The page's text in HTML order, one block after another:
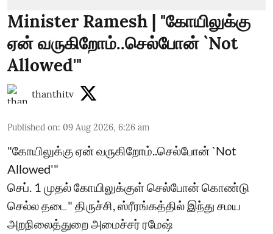
Minister Ramesh | "கோயிலுக்கு
ஏன் வருகிறோம்..செல்போன் `Not
Allowed'"
thanthitv
Published on: 09 Aug 2026, 6:26 am
"கோயிலுக்கு ஏன் வருகிறோம்..செல்போன் `Not
Allowed'"
செப். 1 முதல் கோயிலுக்குள் செல்போன் கொண்டு
செல்ல தடை" திருச்சி, ஸ்ரீரங்கத்தில் இந்து சமய
அறநிலைத்துறை அமைச்சர் ரமேஷ்